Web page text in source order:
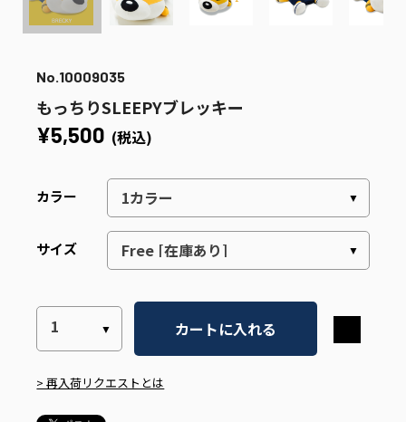
No.10009035
もっちりSLEEPYブレッキー
¥5,500 (税込)
カラー
サイズ
カートに入れる
> 再入荷リクエストとは